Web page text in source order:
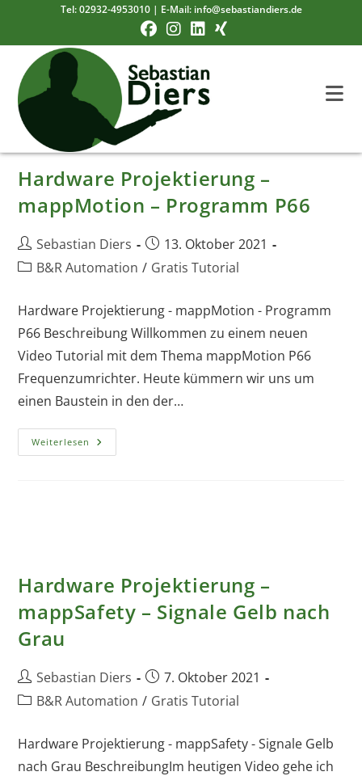
springen
Tel:02932-4953010| E-Mail: info@sebastiandiers.de
Hardware Projektierung –
mappMotion – Programm P66
Beitrags-
Autor:
Sebastian Diers
Beitrag
veröffentlicht:
13. Oktober 2021
Beitrags-
B&R Automation / Gratis Tutorial
Hardware Projektierung - mappMotion - Programm
P66 Beschreibung Willkommen zu einem neuen
Video Tutorial mit dem Thema mappMotion P66
Frequenzumrichter. Heute kümmern wir uns um
einen Baustein in den der…
Weiterlesen Hardware
Projektierung
Hardware Projektierung –
mappSafety – Signale Gelb nach
Grau
Beitrags-
Autor:
Sebastian Diers
Beitrag
veröffentlicht:
7. Oktober 2021
Beitrags-
B&R Automation / Gratis Tutorial
Hardware Projektierung - mappSafety - Signale Gelb
nach Grau BeschreibungIm heutigen Video gehe ich